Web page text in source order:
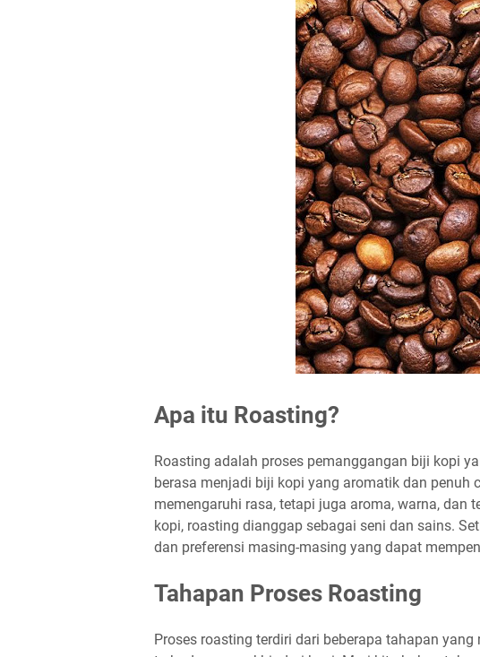
Apa itu Roasting?
Roasting adalah proses pemanggangan biji kopi
berasa menjadi biji kopi yang aromatik dan penuh
memengaruhi rasa, tetapi juga aroma, warna, dan
kopi, roasting dianggap sebagai seni dan sains.
dan preferensi masing-masing yang dapat
Tahapan Proses Roasting
Proses roasting terdiri dari beberapa tahapan